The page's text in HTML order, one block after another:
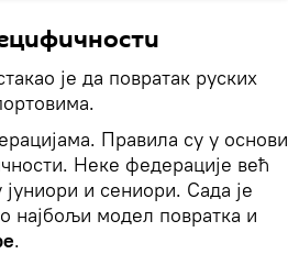
је да повратак руских
Правила су у основи
Неке федерације већ
и сениори. Сада је
најбољи модел повратка и
.